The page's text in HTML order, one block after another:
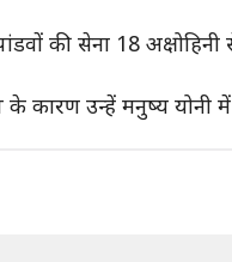
की सेना 18 अक्षोहिनी
कारण उन्हें मनुष्य योनी